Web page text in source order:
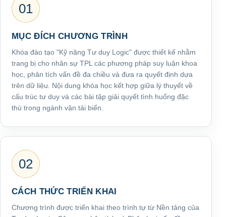
01
MỤC ĐÍCH CHƯƠNG TRÌNH
Khóa đào tạo "Kỹ năng Tư duy Logic" được thiết kế nhằm
trang bị cho nhân sự TPL các phương pháp suy luận khoa
học, phân tích vấn đề đa chiều và đưa ra quyết định dựa
trên dữ liệu. Nội dung khóa học kết hợp giữa lý thuyết về
cấu trúc tư duy và các bài tập giải quyết tình huống đặc
thù trong ngành vận tải biển.
02
CÁCH THỨC TRIỂN KHAI
Chương trình được triển khai theo trình tự từ Nền tảng của